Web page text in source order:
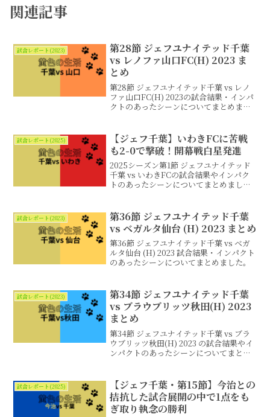
関連記事
試合レポート(2023)
第28節 ジェフユナイテッド千葉
vs レノファ山口FC(H) 2023 ま
とめ
第28節 ジェフユナイテッド千葉 vs レノ
ファ山口FC(H) 2023の試合結果・インパ
クトのあったシーンについてまとめまし
試合レポート(2025)
【ジェフ千葉】いわきFCに苦戦
も2-0で撃破！開幕戦白星発進
2025シーズン第1節 ジェフユナイテッド
千葉 vs いわきFCの試合結果やインパク
トのあったシーンについてまとめまし
試合レポート(2023)
第36節 ジェフユナイテッド千葉
vs ベガルタ仙台 (H) 2023 まとめ
第36節 ジェフユナイテッド千葉 vs ベガ
ルタ仙台 (H) 2023 試合結果・インパクト
のあったシーンについてまとめました。
試合レポート(2023)
第34節 ジェフユナイテッド千葉
vs ブラウブリッツ秋田(H) 2023
まとめ
第34節 ジェフユナイテッド千葉 vs ブラ
ウブリッツ秋田(H) 2023 の試合結果やイ
ンパクトのあったシーンについてまとめ
試合レポート(2025)
【ジェフ千葉・第15節】今治との
拮抗した試合展開の中で1点をも
ぎ取り執念の勝利